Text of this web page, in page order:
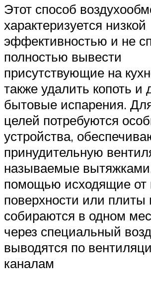
Этот способ
характеризуется низкой
эффективностью и не
полностью вывести
присутствующие на
также удалить копоть и
бытовые испарения.
целей потребуются
устройства,
принудительную
называемые
помощью исходящие от
поверхности или плиты
собираются в одном
через специальный
выводятся по
каналам